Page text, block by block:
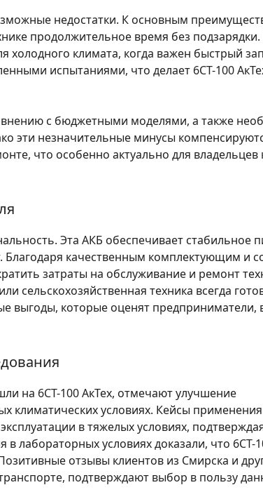
недостатки. К основным
продолжительное время без
климата, когда важен быстрый
испытаниями, что делает 6СТ-100
с бюджетными моделями, а также
эти незначительные минусы
что особенно актуально для
Эта АКБ обеспечивает стабильное
Благодаря качественным комплектующим и
затраты на обслуживание и ремонт
сельскохозяйственная техника всегда
выгоды, которые оценят предприниматели,
на 6СТ-100 АкТех, отмечают улучшение
климатических условиях. Кейсы
в тяжелых условиях,
лабораторных условиях доказали, что 6СТ-
отзывы клиентов из Смирска и
подтверждают выбор в пользу